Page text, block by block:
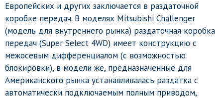
Европейских и других заключается в раздаточной
коробке передач. В моделях Mitsubishi Challenger
(модель для внутреннего рынка) раздаточная коробка
передач (Super Select 4WD) имеет конструкцию с
межосевым дифференциалом (с возможностью
блокировки), в модели же, предназначенные для
Американского рынка устанавливалась раздатка с
автоматически подключаемым полным приводом,